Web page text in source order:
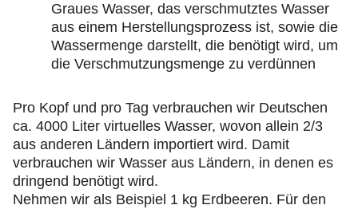
Graues Wasser, das verschmutztes Wasser
aus einem Herstellungsprozess ist, sowie die
Wassermenge darstellt, die benötigt wird, um
die Verschmutzungsmenge zu verdünnen
Pro Kopf und pro Tag verbrauchen wir Deutschen
ca. 4000 Liter virtuelles Wasser, wovon allein 2/3
aus anderen Ländern importiert wird. Damit
verbrauchen wir Wasser aus Ländern, in denen es
dringend benötigt wird.
Nehmen wir als Beispiel 1 kg Erdbeeren. Für den